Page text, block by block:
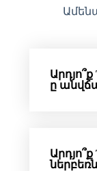
Արդյո՞ք
ը